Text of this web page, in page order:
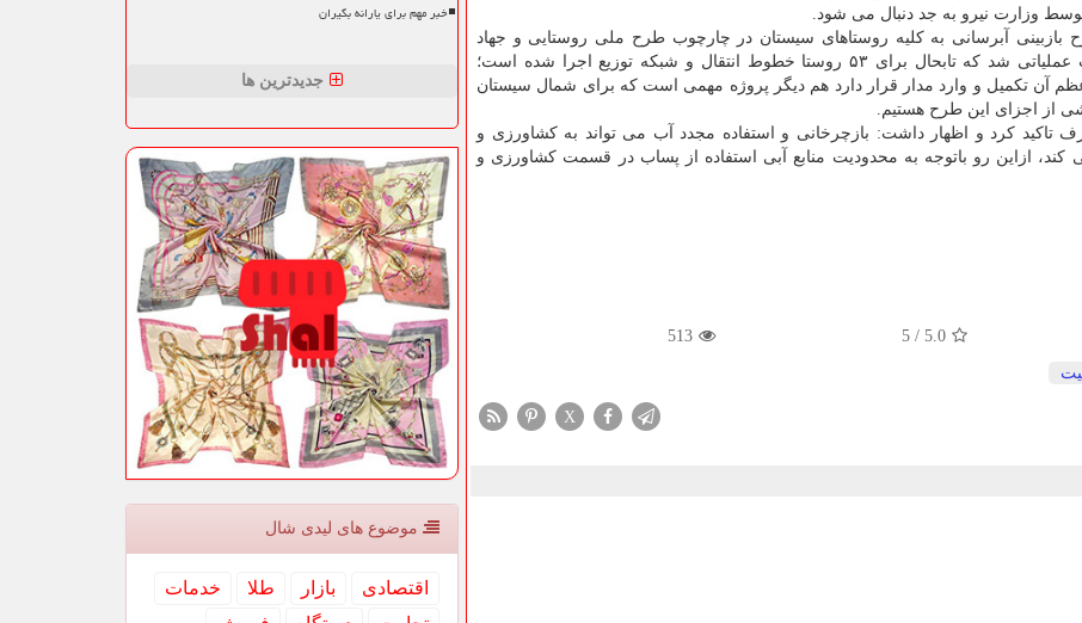
وزارت نیرو به جد دنبال می شود.
آبرسانی به کلیه روستاهای سیستان در چارچوب طرح ملی روستایی و جهاد
آبرسانی با هدف کاهش هدررفت و کمک به پایداری آب عملیاتی شد که تابحال برای ۵۳ روستا خطوط انتقال و شبکه توزیع اجرا شده است؛
آن تکمیل و وارد مدار قرار دارد هم دیگر پروژه مهمی است که برای شمال سیستان
از اجزای این طرح هستیم.
تاکید کرد و اظهار داشت: بازچرخانی و استفاده مجدد آب می تواند به کشاورزی و
ازاین رو باتوجه به محدودیت منابع آبی استفاده از پساب در قسمت کشاورزی و
5.0
/
5
513
X
خبر مهم برای یارانه بگیران
جدیدترین ها
موضوع های لیدی شال
اقتصادی بازار طلا
خدمات